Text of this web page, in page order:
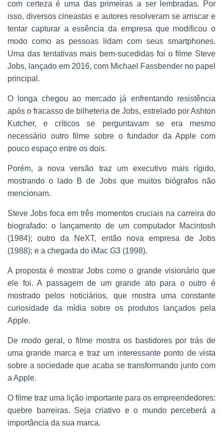
com certeza é uma das primeiras a ser lembradas. Por
isso, diversos cineastas e autores resolveram se arriscar e
tentar capturar a essência da empresa que modificou o
modo como as pessoas lidam com seus smartphones.
Uma das tentativas mais bem-sucedidas foi o filme Steve
Jobs, lançado em 2016, com Michael Fassbender no papel
principal.
O longa chegou ao mercado já enfrentando resistência
após o fracasso de bilheteria de Jobs, estrelado por Ashton
Kutcher, e críticos se perguntavam se era mesmo
necessário outro filme sobre o fundador da Apple com
pouco espaço entre os dois.
Porém, a nova versão traz um executivo mais rígido,
mostrando o lado B de Jobs que muitos biógrafos não
mencionam.
Steve Jobs foca em três momentos cruciais na carreira do
biografado: o lançamento de um computador Macintosh
(1984); outro da NeXT, então nova empresa de Jobs
(1988); e a chegada do iMac G3 (1998).
A proposta é mostrar Jobs como o grande visionário que
ele foi. A passagem de um grande ato para o outro é
mostrado pelos noticiários, que mostra uma constante
curiosidade da mídia sobre os produtos lançados pela
Apple.
De modo geral, o filme mostra os bastidores por trás de
uma grande marca e traz um interessante ponto de vista
sobre a sociedade que acaba se transformando junto com
a Apple.
O filme traz uma lição importante para os empreendedores:
quebre barreiras. Seja criativo e o mundo perceberá a
importância da sua marca.